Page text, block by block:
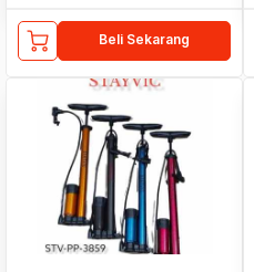
Beli Sekarang